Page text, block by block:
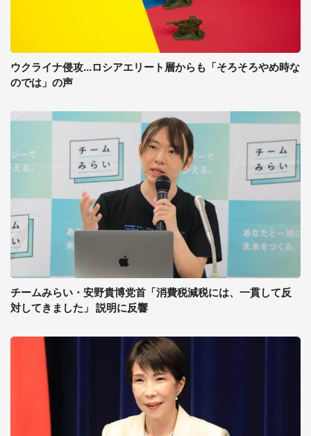
ウクライナ侵攻...ロシアエリート層からも「そろそろやめ時な
のでは」の声
チームみらい・安野貴博党首「消費税減税には、一貫して反
対してきました」 説明に反響